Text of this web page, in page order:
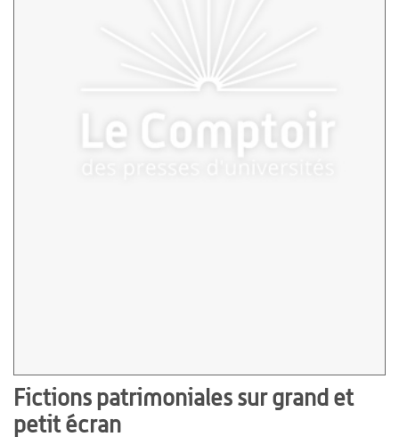
Fictions patrimoniales sur grand et
petit écran